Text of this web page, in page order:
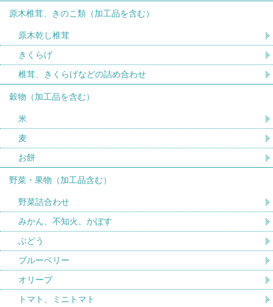
原木椎茸、きのこ類（加工品を含む）
原木乾し椎茸
きくらげ
椎茸、きくらげなどの詰め合わせ
穀物（加工品を含む）
米
麦
お餅
野菜・果物（加工品含む）
野菜詰合わせ
みかん、不知火、かぼす
ぶどう
ブルーベリー
オリーブ
トマト、ミニトマト